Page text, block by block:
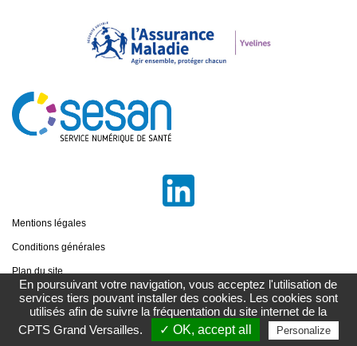
Mentions légales
Conditions générales
Plan du site
En poursuivant votre navigation, vous acceptez l'utilisation de
services tiers pouvant installer des cookies. Les cookies sont
utilisés afin de suivre la fréquentation du site internet de la
CPTS Grand Versailles.
✓ OK, accept all Personalize